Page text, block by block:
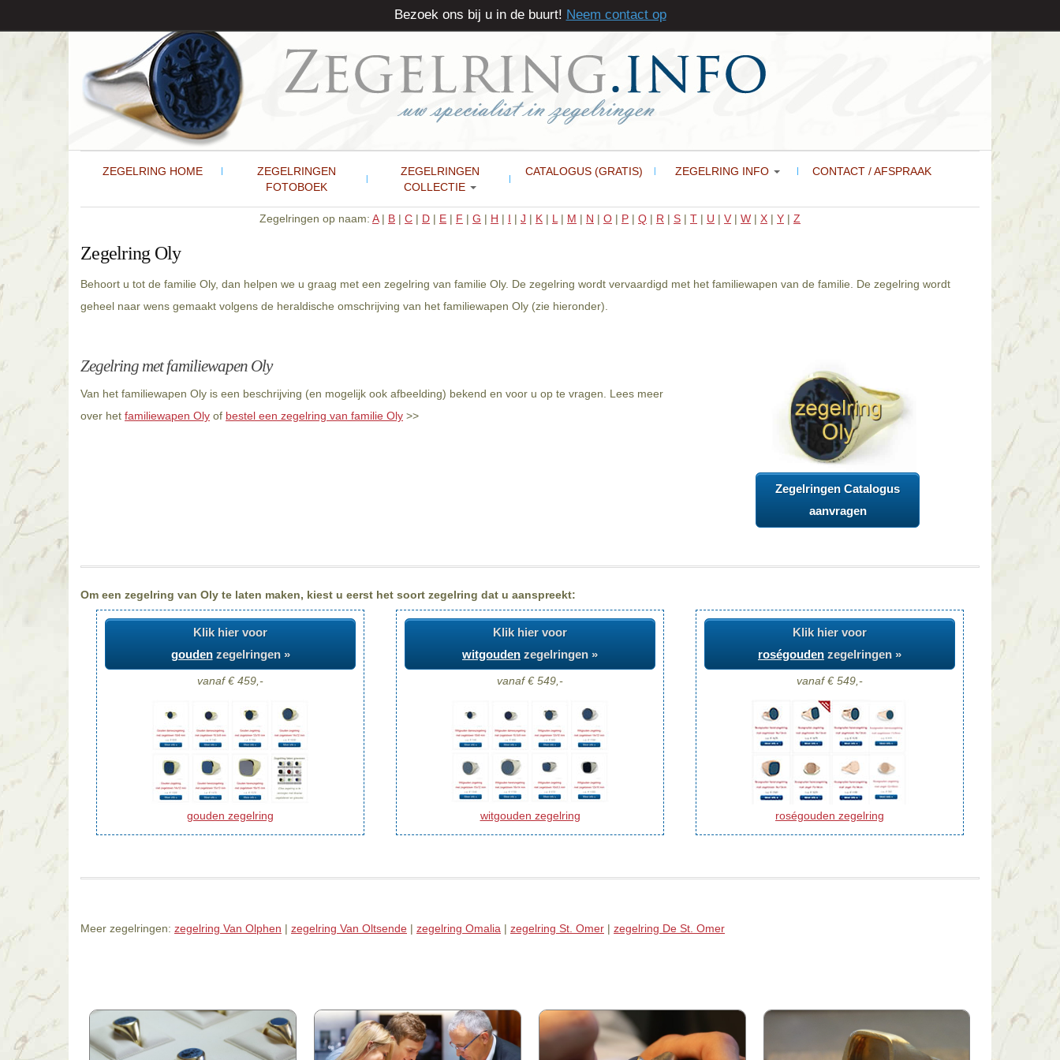
ZEGELRING HOME
ZEGELRINGEN
FOTOBOEK
ZEGELRINGEN
COLLECTIE
CATALOGUS (GRATIS) ZEGELRING INFO CONTACT / AFSPRAAK
Zegelringen op naam: A| B | C | D | E | F | G | H | I | J | K | L | M | N | O | P | Q | R | S | T | U | V | W | X | Y | Z
Zegelring Oly
Behoort u tot de familie Oly, dan helpen we u graag met een zegelring van familie Oly. De zegelring wordt vervaardigd met het familiewapen van de familie. De zegelring wordt
geheel naar wens gemaakt volgens de heraldische omschrijving van het familiewapen Oly (zie hieronder).
Zegelring met familiewapen Oly
Van het familiewapen Oly is een beschrijving (en mogelijk ook afbeelding) bekend en voor u op te vragen. Lees meer
over het familiewapen Oly of bestel een zegelring van familie Oly >>
Zegelringen Catalogus
aanvragen
Om een zegelring van Oly te laten maken, kiest u eerst het soort zegelring dat u aanspreekt:
Klik hier voor
goudenzegelringen »
vanaf € 459,-
gouden zegelring
Klik hier voor
witgouden zegelringen »
vanaf € 549,-
witgouden zegelring
Klik hier voor
roségouden zegelringen »
vanaf € 549,-
roségouden zegelring
Meer zegelringen: zegelring Van Olphen | zegelring Van Oltsende | zegelring Omalia | zegelring St. Omer | zegelring De St. Omer
Bezoek ons bij u in de buurt! Neem contact op